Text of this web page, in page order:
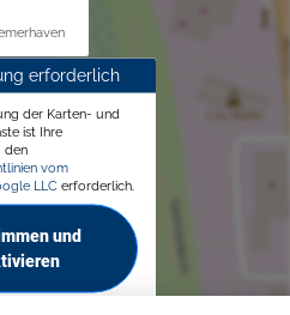
erforderlich
der Karten- und
ist Ihre
den
vom
LLC erforderlich.
und